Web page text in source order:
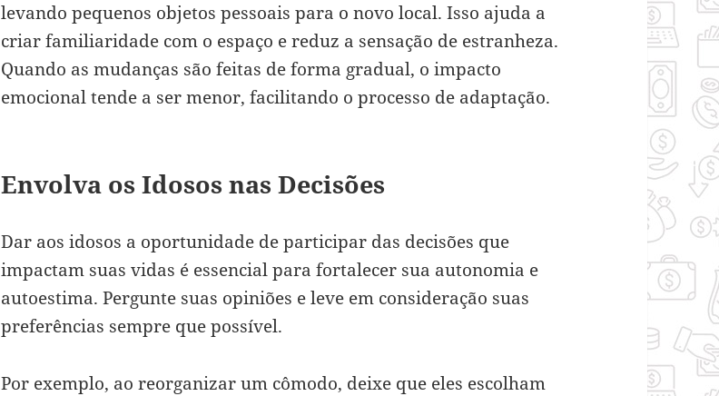
levando pequenos objetos pessoais para o novo local. Isso ajuda a
criar familiaridade com o espaço e reduz a sensação de estranheza.
Quando as mudanças são feitas de forma gradual, o impacto
emocional tende a ser menor, facilitando o processo de adaptação.
Envolva os Idosos nas Decisões
Dar aos idosos a oportunidade de participar das decisões que
impactam suas vidas é essencial para fortalecer sua autonomia e
autoestima. Pergunte suas opiniões e leve em consideração suas
preferências sempre que possível.
Por exemplo, ao reorganizar um cômodo, deixe que eles escolham